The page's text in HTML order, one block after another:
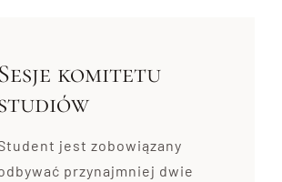
Sesje komitetu
jest zobowiązany
przynajmniej dwie